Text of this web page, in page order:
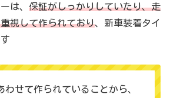
は、 保証がしっかりしていたり、走
視して作られており、新車装着タイ
わせて作られていることから、